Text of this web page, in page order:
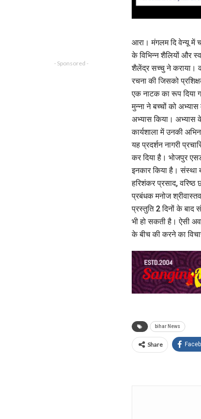
आरा। मंगलम दि वेन्यू में
के विभिन्न शैलियों और
शैलेंद्र सच्चु ने कराया।
रचना की जिसको
एक नाटक का रूप दिया
मुन्ना ने बच्चों को
अभ्यास किया। अभ्यास के
कार्यशाला में उनकी
यह प्रदर्शन नागरी
कर दिया है। भोजपुर
इनकार किया है। संस्था
हरिशंकर प्रसाद,
प्रबंधक मनोज
प्रस्तुति 2 दिनों के बाद
भी हो सकती है। ऐसी
के बीच की करने का
bihar News
Share
- Sponsored -